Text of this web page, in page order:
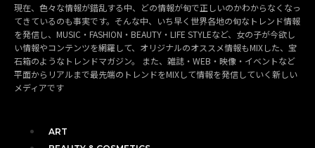
現在、色々な情報が錯乱する中、どの情報が旬で正しいのかわからなくなっ
てきているのも事実です。そんな中、いち早く世界各地の旬なトレンド情報
を発信し、MUSIC・FASHION・BEAUTY・LIFE STYLEなど、女の子が今欲し
い情報やコンテンツを網羅して、オリジナルのオススメ情報もMIXした、宝
石箱のようなトレンドマガジン。 また、雑誌・WEB・映像・イベントなど
平面からリアルまで最先端のトレンドをMIXして情報を発信していく新しい
メディアです
ART